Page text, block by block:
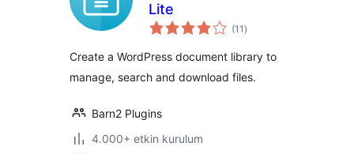
Lite
(11 toplam
puan
)
Create a WordPress document library to
manage, search and download files.
Barn2 Plugins
4.000+ etkin kurulum